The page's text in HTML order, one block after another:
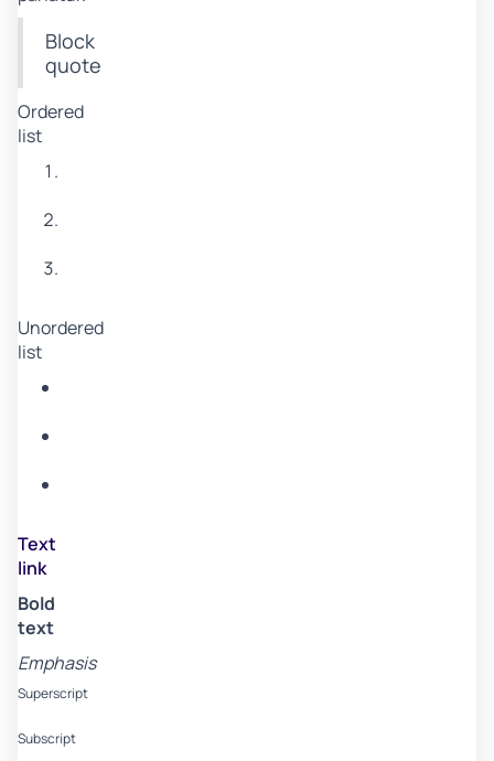
Block
quote
Ordered
list
Unordered
list
Text
link
Bold
text
Emphasis
Superscript
Subscript